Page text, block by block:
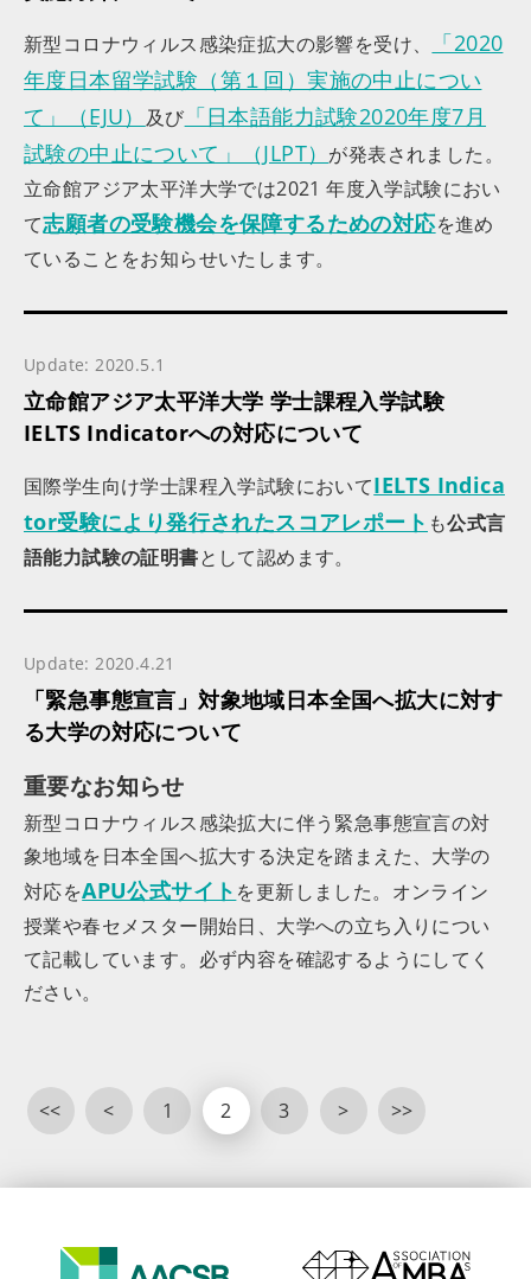
新型コロナウィルス感染症拡大の影響を受け、
「2020
年度日本留学試験（第１回）実施の中止につい
て」（EJU） 及び 「日本語能力試験2020年度7月
試験の中止について」（JLPT） が発表されました。
立命館アジア太平洋大学では2021 年度入学試験におい
て志願者の受験機会を保障するための対応を進め
ていることをお知らせいたします。
Update: 2020.5.1
立命館アジア太平洋大学 学士課程入学試験
IELTS Indicatorへの対応について
国際学生向け学士課程入学試験においてIELTS Indica
tor受験により発行されたスコアレポート も公式言
語能力試験の証明書として認めます。
Update: 2020.4.21
「緊急事態宣言」対象地域日本全国へ拡大に対す
る大学の対応について
重要なお知らせ
新型コロナウィルス感染拡大に伴う緊急事態宣言の対
象地域を日本全国へ拡大する決定を踏まえた、大学の
対応をAPU公式サイト を更新しました。オンライン
授業や春セメスター開始日、大学への立ち入りについ
て記載しています。必ず内容を確認するようにしてく
ださい。
<< < 1 2 3 > >>